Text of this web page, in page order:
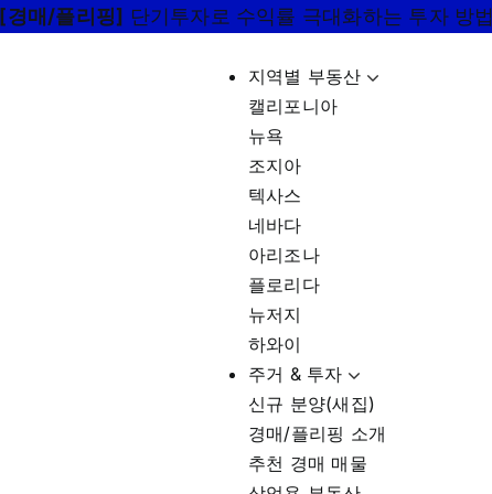
[경매/플리핑] 단기투자로 수익률 극대화하는 투자 방법
지역별 부동산
캘리포니아
뉴욕
조지아
텍사스
네바다
아리조나
플로리다
뉴저지
하와이
주거 & 투자
신규 분양(새집)
경매/플리핑 소개
추천 경매 매물